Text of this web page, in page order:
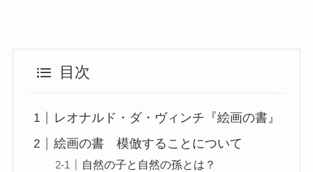
目次
レオナルド・ダ・ヴィンチ『絵画の書』
絵画の書 模倣することについて
自然の子と自然の孫とは？